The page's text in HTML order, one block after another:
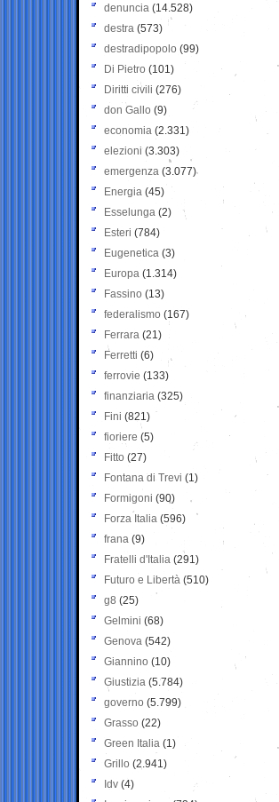
denuncia (14.528)
destra (573)
destradipopolo (99)
Di Pietro (101)
Diritti civili (276)
don Gallo (9)
economia (2.331)
elezioni (3.303)
emergenza (3.077)
Energia (45)
Esselunga (2)
Esteri (784)
Eugenetica (3)
Europa (1.314)
Fassino (13)
federalismo (167)
Ferrara (21)
Ferretti (6)
ferrovie (133)
finanziaria (325)
Fini (821)
fioriere (5)
Fitto (27)
Fontana di Trevi (1)
Formigoni (90)
Forza Italia (596)
frana (9)
Fratelli d'Italia (291)
Futuro e Libertà (510)
g8 (25)
Gelmini (68)
Genova (542)
Giannino (10)
Giustizia (5.784)
governo (5.799)
Grasso (22)
Green Italia (1)
Grillo (2.941)
Idv (4)